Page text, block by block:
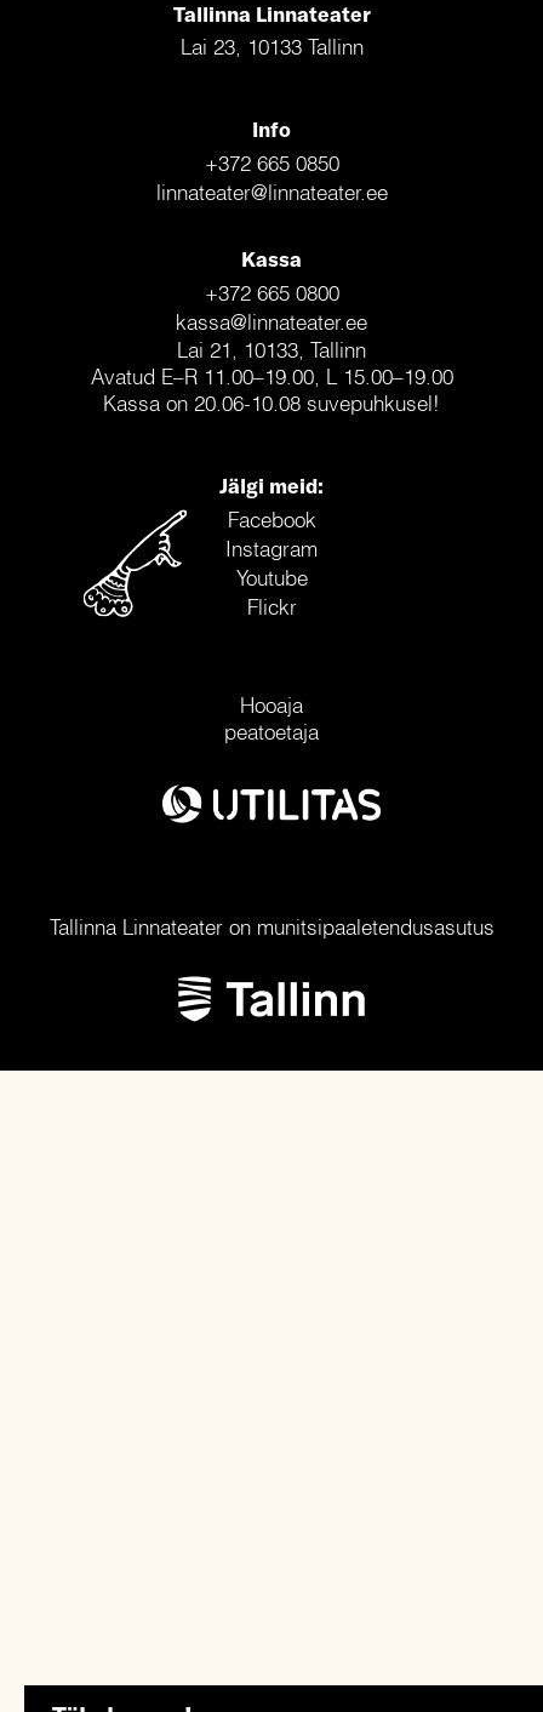
Tallinna Linnateater
Lai 23, 10133 Tallinn
Info
+372 665 0850
linnateater@linnateater.ee
Kassa
+372 665 0800
kassa@linnateater.ee
Lai 21, 10133, Tallinn
Avatud E–R 11.00–19.00, L 15.00–19.00
Kassa on 20.06-10.08 suvepuhkusel!
Jälgi meid:
Facebook
Instagram
Youtube
Flickr
Hooaja
peatoetaja
Tallinna Linnateater on munitsipaaletendusasutus